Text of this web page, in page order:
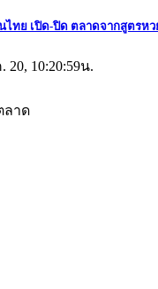
ไทย เปิด-ปิด ตลาดจากสูตรห
20, 10:20:59น.
ลาด